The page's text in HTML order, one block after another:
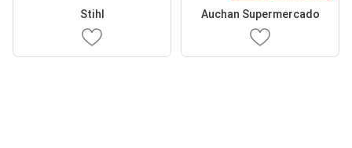
Stihl Auchan Supermercado